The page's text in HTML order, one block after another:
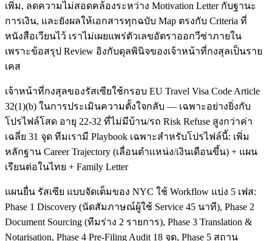
เพิ่ม, ลดความไม่สอดคล้องระหว่าง Motivation Letter กับฐานะ
การเงิน, และยังผลให้เอกสารทุกฉบับ Map ตรงกับ Criteria ที่
หนังสือเวียนไว้ เราไม่เผยแพร่ตัวเลขอัตราออกวีซ่าภายใน
เพราะข้อสรุป Review อิงกับดุลพินิจของเจ้าหน้าที่กงสุลเป็นราย
เคส
เจ้าหน้าที่กงสุลของรัสเซียใช้กรอบ EU Travel Visa Code Article
32(1)(b) ในการประเมินความตั้งใจกลับ — เฉพาะอย่างยิ่งกับ
โปรไฟล์โสด อายุ 22-32 ที่ไม่มีบ้าน/รถ Risk Refuse สูงกว่าค่า
เฉลี่ย 31 จุด ทีมเรามี Playbook เฉพาะสำหรับโปรไฟล์นี้: เพิ่ม
หลักฐาน Career Trajectory (เลื่อนตำแหน่ง/เงินเดือนขึ้น) + แผน
เรียนต่อในไทย + Family Letter
แผนยื่น รัสเซีย แบบจัดเต็มของ NYC ใช้ Workflow แบ่ง 5 เฟส:
Phase 1 Discovery (นัดสัมภาษณ์ผู้ใช้ Service 45 นาที), Phase 2
Document Sourcing (ทีมร่าง 2 รายการ), Phase 3 Translation &
Notarisation, Phase 4 Pre-Filing Audit 18 จุด, Phase 5 สถาน